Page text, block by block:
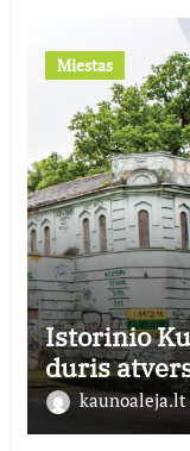
Miestas
Istorinio
duris
kaunoaleja.lt